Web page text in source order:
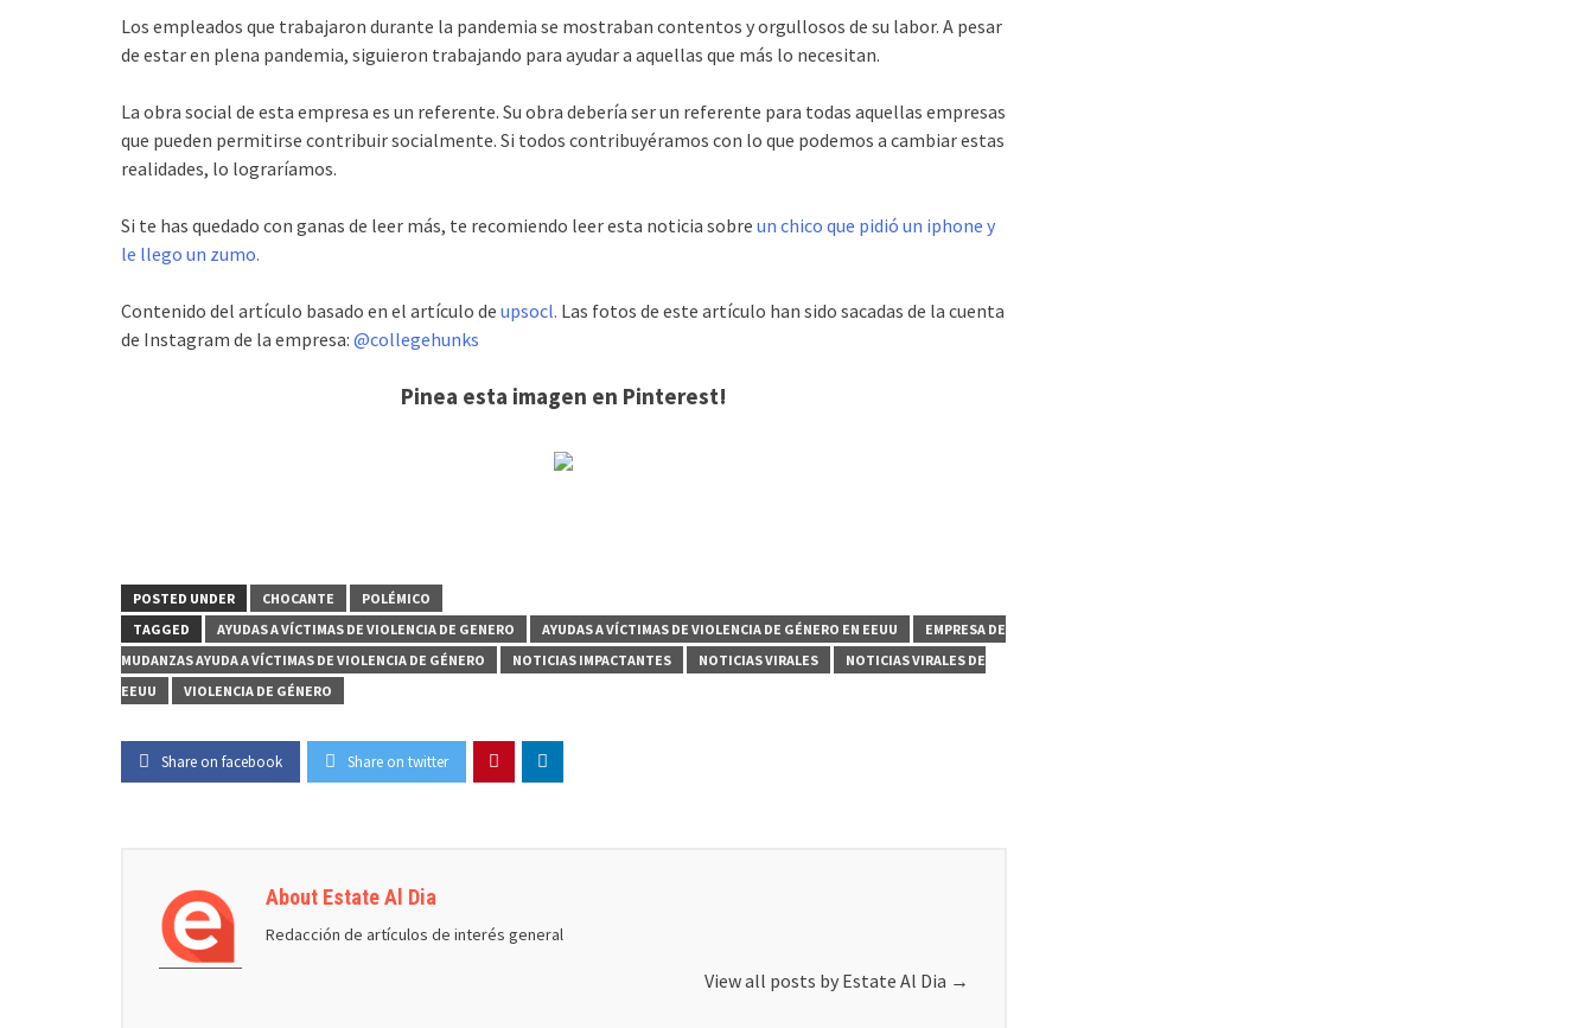
Los empleados que trabajaron durante la pandemia se mostraban contentos y orgullosos de su labor. A pesar
de estar en plena pandemia, siguieron trabajando para ayudar a aquellas que más lo necesitan.
La obra social de esta empresa es un referente. Su obra debería ser un referente para todas aquellas empresas
que pueden permitirse contribuir socialmente. Si todos contribuyéramos con lo que podemos a cambiar estas
realidades, lo lograríamos.
Si te has quedado con ganas de leer más, te recomiendo leer esta noticia sobre un chico que pidió un iphone y
le llego un zumo.
Contenido del artículo basado en el artículo de upsocl. Las fotos de este artículo han sido sacadas de la cuenta
de Instagram de la empresa: @collegehunks
Pinea esta imagen en Pinterest!
POSTED UNDER CHOCANTE
POLÉMICO
TAGGED
AYUDAS A VÍCTIMAS DE VIOLENCIA DE GENERO AYUDAS A VÍCTIMAS DE VIOLENCIA DE GÉNERO EN EEUU
EMPRESA DE
MUDANZAS AYUDA A VÍCTIMAS DE VIOLENCIA DE GÉNERO
NOTICIAS IMPACTANTES NOTICIAS VIRALES
NOTICIAS VIRALES DE
EEUU
VIOLENCIA DE GÉNERO
Share on facebook Share on twitter
About Estate Al Dia
Redacción de artículos de interés general
View all posts by Estate Al Dia →